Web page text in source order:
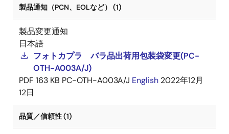
製品通知（PCN、EOLなど） (1)
製品変更通知
日本語
フォトカプラ バラ品出荷用包装袋変更(PC-
OTH-A003A/J)
PDF 163 KB PC-OTH-A003A/J English 2022年12月
12日
品質／信頼性 (1)